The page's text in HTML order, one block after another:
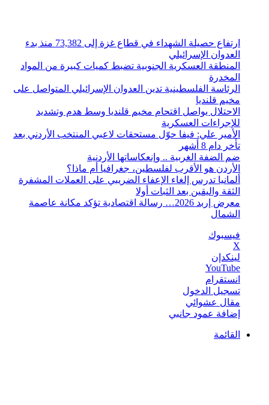
ارتفاع حصيلة الشهداء في قطاع غزة إلى 73,382 منذ بدء
العدوان الإسرائيلي
المنطقة العسكرية الجنوبية تضبط كميات كبيرة من المواد
المخدرة
الرئاسة الفلسطينية تدين العدوان الإسرائيلي المتواصل على
مخيم قلنديا
الاحتلال يواصل اقتحام مخيم قلنديا وسط هدم وتشديد
للإجراءات العسكرية
الأمير علي: فيفا حوّل مستحقات لاعبي المنتخب الأردني بعد
تأخر دام 8 أشهر
ضم الضفة الغربية .. وإنعكاساتها الأردنية
الأردن هو الأقرب لفلسطين، جغرافيا أم ماذا؟
ألمانيا تدرس إلغاء الإعفاء الضريبي على العملات المشفرة
الثقة واليقين بعد الثبات أولا
معرض إربد 2026… رسالة اقتصادية تؤكد مكانة عاصمة
الشمال
فيسبوك
‫X
لينكدإن
‫YouTube
انستقرام
تسجيل الدخول
مقال عشوائي
إضافة عمود جانبي
القائمة